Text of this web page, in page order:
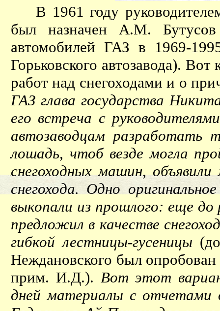
В 1961 году
был назначен А.М. Бутусов
автомобилей ГАЗ в 1969-
Горьковского автозавода).
работ над снегоходами и о
ГАЗ глава государства
его встреча с
автозаводцам разработать
лошадь, чтоб везде могла
снегоходных машин,
снегохода. Одно
выкопали из прошлого: еще до
предложил в качестве
гибкой лестницы-гусеницы
Неждановского был
прим. И.Д.). Вот этот
дней материалы с отчетами